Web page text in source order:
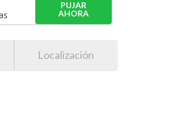
PUJAR
AHORA
Localización